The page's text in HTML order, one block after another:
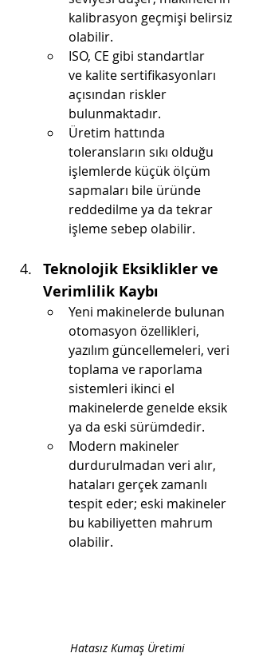
kalibrasyon geçmişi belirsiz
olabilir.
ISO, CE gibi standartlar
ve kalite sertifikasyonları
açısından riskler
bulunmaktadır.
Üretim hattında
toleransların sıkı olduğu
işlemlerde küçük ölçüm
sapmaları bile üründe
reddedilme ya da tekrar
işleme sebep olabilir.
Teknolojik Eksiklikler ve
Verimlilik Kaybı
Yeni makinelerde bulunan
otomasyon özellikleri,
yazılım güncellemeleri, veri
toplama ve raporlama
sistemleri ikinci el
makinelerde genelde eksik
ya da eski sürümdedir.
Modern makineler
durdurulmadan veri alır,
hataları gerçek zamanlı
tespit eder; eski makineler
bu kabiliyetten mahrum
olabilir.
Hatasız Kumaş Üretimi